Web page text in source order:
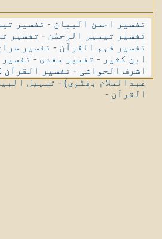
تفسیر احسن البیان - تفسیر
تفسیر تیسیر الرحمٰن - تفسیر
تفسیر فہم القرآن - تفسیر
ابن کثیر - تفسیر سعدی -
اشرف الحواشی - تفسیر القرآن
عبدالسلام بھٹوی)-تسہیل
القرآن -